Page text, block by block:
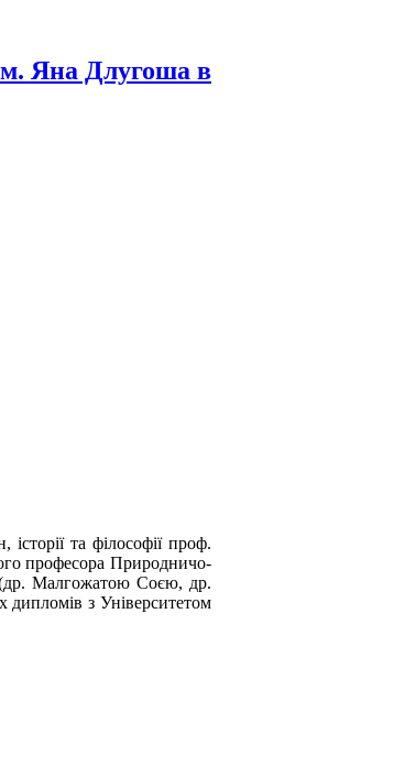
Яна Длугоша в
та філософії проф.
професора Природничо-
(др. Малгожатою Соєю, др.
з Університетом